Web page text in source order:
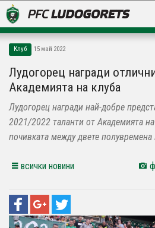
LUDOGORETS TV
НА ТЕРЕНА
СТАДИОН & БАЗИ
Клуб 15 май 2022
Лудогорец награди
Академията на клуба
Лудогорец награди най-добре
2021/2022 таланти от Академията
почивката между двете полувремена
всички новини